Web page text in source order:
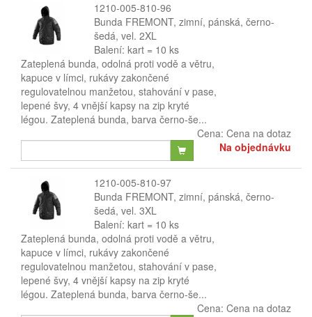
1210-005-810-96
Bunda FREMONT, zimní, pánská, černo-
šedá, vel. 2XL
Balení: kart = 10 ks
Zateplená bunda, odolná proti vodě a větru,
kapuce v límci, rukávy zakončené
regulovatelnou manžetou, stahování v pase,
lepené švy, 4 vnější kapsy na zip kryté
légou. Zateplená bunda, barva černo-še...
Cena: Cena na dotaz
Na objednávku
1210-005-810-97
Bunda FREMONT, zimní, pánská, černo-
šedá, vel. 3XL
Balení: kart = 10 ks
Zateplená bunda, odolná proti vodě a větru,
kapuce v límci, rukávy zakončené
regulovatelnou manžetou, stahování v pase,
lepené švy, 4 vnější kapsy na zip kryté
légou. Zateplená bunda, barva černo-še...
Cena: Cena na dotaz